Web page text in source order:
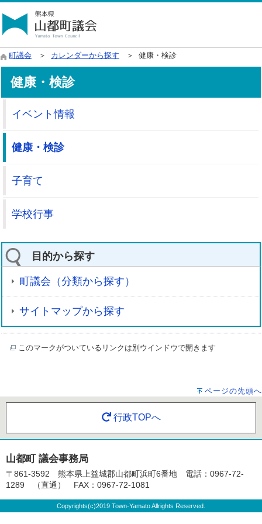
町議会 ＞ カレンダーから探す ＞ 健康・検診
健康・検診
イベント情報
健康・検診
子育て
学校行事
目的から探す
町議会（分類から探す）
サイトマップから探す
このマークがついているリンクは別ウインドウで開きます
ページの先頭へ
行政TOPへ
山都町 議会事務局
〒861-3592 熊本県上益城郡山都町浜町6番地 電話：0967-72-
1289 （直通） FAX：0967-72-1081
Copyrights(c)2019 Town-Yamato Allrights Reserved.